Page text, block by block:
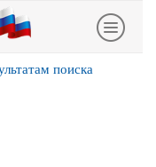
поиска